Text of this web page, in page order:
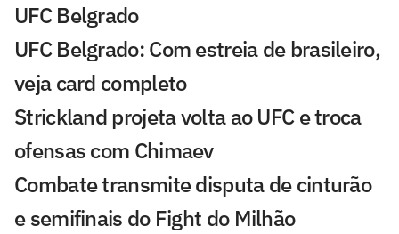
UFC Belgrado
UFC Belgrado: Com estreia de brasileiro,
veja card completo
Strickland projeta volta ao UFC e troca
ofensas com Chimaev
Combate transmite disputa de cinturão
e semifinais do Fight do Milhão